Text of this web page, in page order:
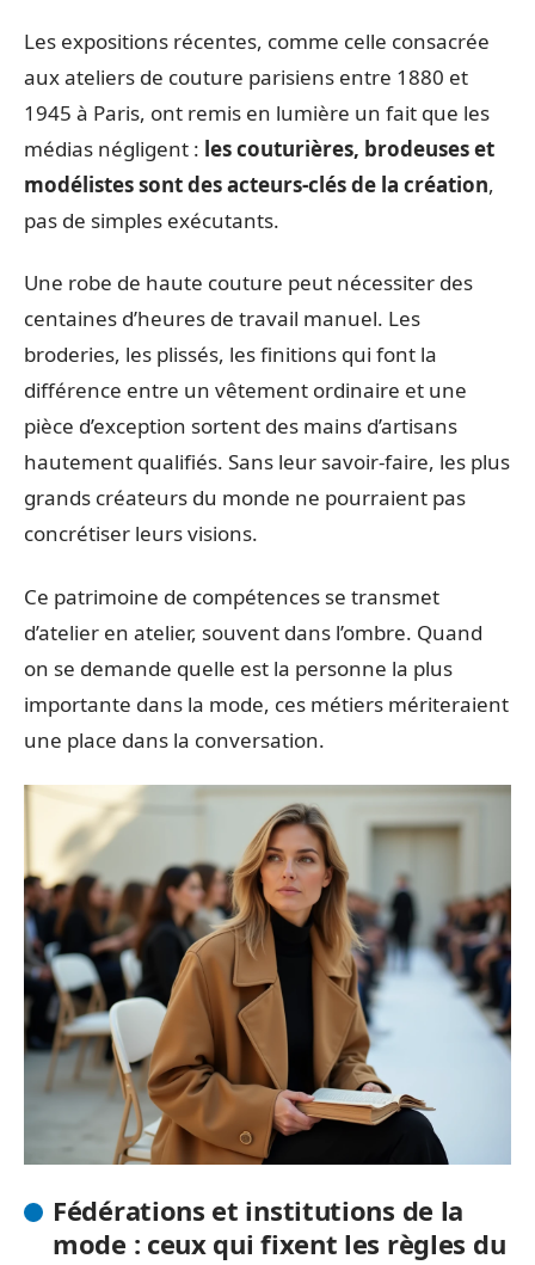
Les expositions récentes, comme celle consacrée
aux ateliers de couture parisiens entre 1880 et
1945 à Paris, ont remis en lumière un fait que les
médias négligent : les couturières, brodeuses et
modélistes sont des acteurs-clés de la création,
pas de simples exécutants.
Une robe de haute couture peut nécessiter des
centaines d’heures de travail manuel. Les
broderies, les plissés, les finitions qui font la
différence entre un vêtement ordinaire et une
pièce d’exception sortent des mains d’artisans
hautement qualifiés. Sans leur savoir-faire, les plus
grands créateurs du monde ne pourraient pas
concrétiser leurs visions.
Ce patrimoine de compétences se transmet
d’atelier en atelier, souvent dans l’ombre. Quand
on se demande quelle est la personne la plus
importante dans la mode, ces métiers mériteraient
une place dans la conversation.
Fédérations et institutions de la
mode : ceux qui fixent les règles du